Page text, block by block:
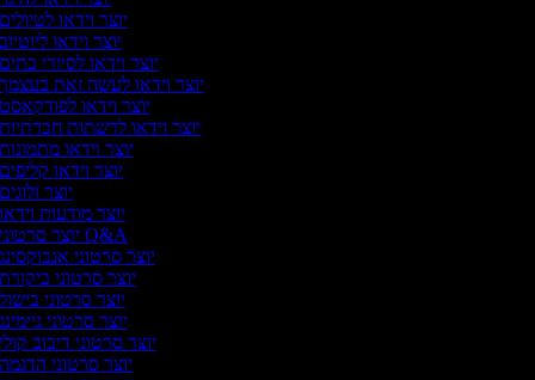
יוצר וידאו
יוצר וידאו
יוצר וידאו לסיורי
יוצר וידאו לעשה זאת
יוצר וידאו
יוצר וידאו לרשתות
יוצר וידאו
יוצר וידאו
יוצר
יוצר מודעות
יוצר סרטוני Q&A
יוצר סרטוני
יוצר סרטוני
יוצר סרטוני
יוצר סרטוני
יוצר סרטוני דיבוב
יוצר סרטוני